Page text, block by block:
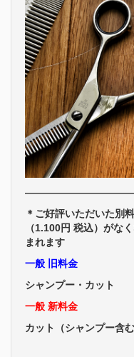
＊ご好評いただいた別
（1.100円 税込）がな
まれます
一般 旧料金
シャンプー・カット
一般 新料金
カット（シャンプー含む